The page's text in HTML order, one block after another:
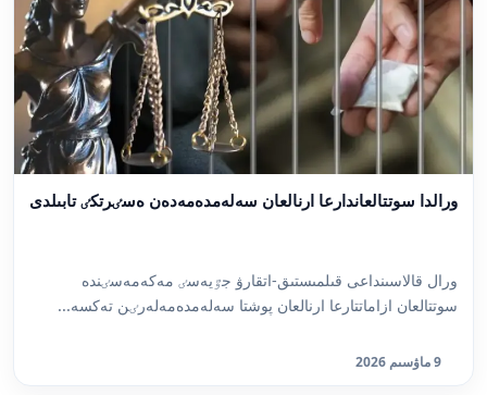
ورالدا سوتتالعاندارعا ارنالعان سەلەمدەمەدەن ەسٸرتكٸ تابىلدى
ورال قالاسىنداعى قىلمىستىق-اتقارۋ جٷيەسٸ مەكەمەسٸندە
سوتتالعان ازاماتتارعا ارنالعان پوشتا سەلەمدەمەلەرٸن تەكسە...
9 ماۋسىم 2026